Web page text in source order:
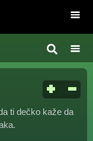
ti dečko kaže da